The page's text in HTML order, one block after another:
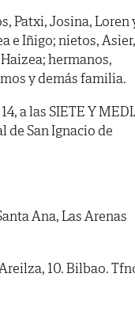
Patxi, Josina, Loren
e Iñigo; nietos, Asier,
hermanos,
y demás familia.
a las SIETE Y
de San Ignacio de
Ana, Las Arenas
10. Bilbao.